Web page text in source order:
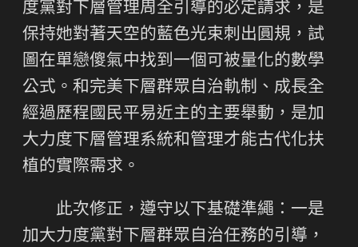
度黨對下層管理周全引導的必定請求，是
保持她對著天空的藍色光束刺出圓規，試
圖在單戀傻氣中找到一個可被量化的數學
公式。和完美下層群眾自治軌制、成長全
經過歷程國民平易近主的主要舉動，是加
大力度下層管理系統和管理才能古代化扶
植的實際需求。
此次修正，遵守以下基礎準繩：一是
加大力度黨對下層群眾自治任務的引導，